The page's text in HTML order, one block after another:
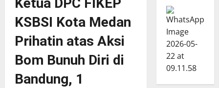
Ketua DPC FIKEP
KSBSI Kota Medan
Prihatin atas Aksi
Bom Bunuh Diri di
Bandung, 1